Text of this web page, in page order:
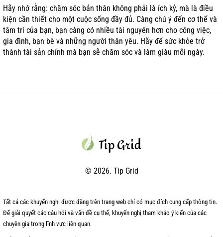
Hãy nhớ rằng: chăm sóc bản thân không phải là ích kỷ, mà là điều
kiện cần thiết cho một cuộc sống đầy đủ. Càng chú ý đến cơ thể và
tâm trí của bạn, bạn càng có nhiều tài nguyên hơn cho công việc,
gia đình, bạn bè và những người thân yêu. Hãy để sức khỏe trở
thành tài sản chính mà bạn sẽ chăm sóc và làm giàu mỗi ngày.
© 2026. Tip Grid
Tất cả các khuyến nghị được đăng trên trang web chỉ có mục đích cung cấp thông tin.
Để giải quyết các câu hỏi và vấn đề cụ thể, khuyến nghị tham khảo ý kiến của các
chuyên gia trong lĩnh vực liên quan.